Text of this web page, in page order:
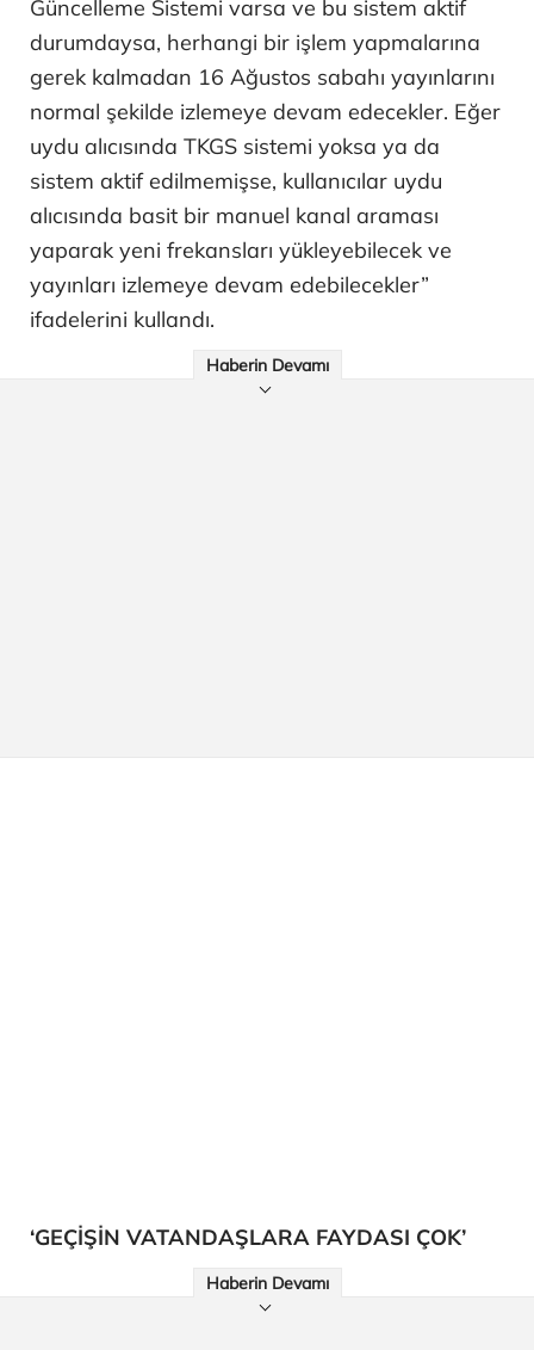
Güncelleme Sistemi varsa ve bu sistem aktif
durumdaysa, herhangi bir işlem yapmalarına
gerek kalmadan 16 Ağustos sabahı yayınlarını
normal şekilde izlemeye devam edecekler. Eğer
uydu alıcısında TKGS sistemi yoksa ya da
sistem aktif edilmemişse, kullanıcılar uydu
alıcısında basit bir manuel kanal araması
yaparak yeni frekansları yükleyebilecek ve
yayınları izlemeye devam edebilecekler”
ifadelerini kullandı.
Haberin Devamı
‘GEÇİŞİN VATANDAŞLARA FAYDASI ÇOK’
Haberin Devamı